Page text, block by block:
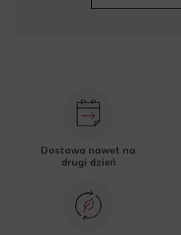
Dostawa nawet na
drugi dzień